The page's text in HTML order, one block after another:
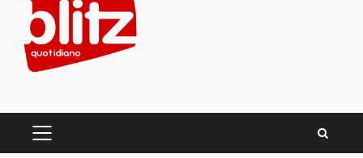
content
PRIMARY